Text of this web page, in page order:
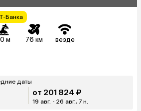
Банка
м 76 км везде
даты
от 201 824 ₽
19 авг. - 26 авг., 7 н.